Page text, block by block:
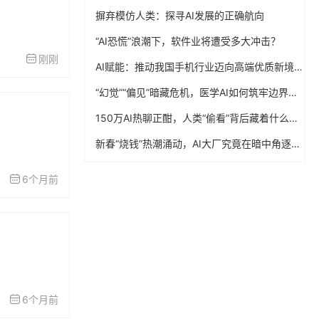
刚刚
6个月前
6个月前
摒弃模仿人类：探寻AI发展的正确航向
“AI恐慌”浪潮下，软件业将遭受多大冲击？
AI赋能：推动我国手机行业迈向高端优质新境界
“幻觉”“偏见”暗藏危机，医学AI如何筑牢边界防线？
150万AI热聊正酣，人类“偷看”背后藏着什么秘密？
新春“烧钱”热潮涌动，AI大厂究竟在暗中角逐什么？